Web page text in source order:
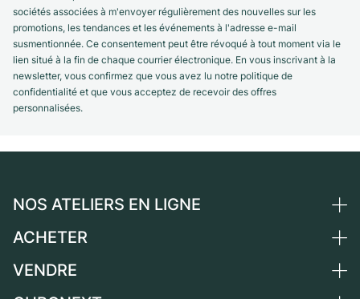
sociétés associées à m'envoyer régulièrement des nouvelles sur les
promotions, les tendances et les événements à l'adresse e-mail
susmentionnée. Ce consentement peut être révoqué à tout moment via le
lien situé à la fin de chaque courrier électronique. En vous inscrivant à la
newsletter, vous confirmez que vous avez lu notre politique de
confidentialité et que vous acceptez de recevoir des offres
personnalisées.
NOS ATELIERS EN LIGNE
Allemagne
ACHETER
Toutes les montres de luxe
VENDRE